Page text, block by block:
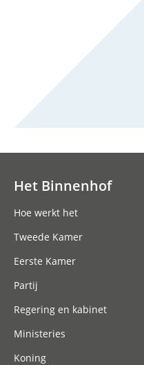
Het Binnenhof
Hoe werkt het
Tweede Kamer
Eerste Kamer
Partij
Regering en kabinet
Ministeries
Koning